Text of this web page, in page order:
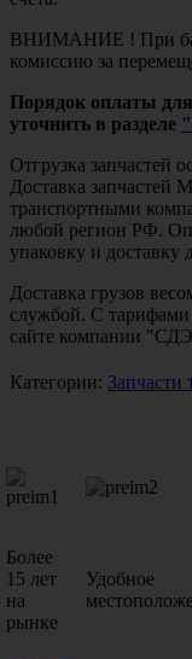
ВНИМАНИЕ ! При
комиссию за
Порядок оплаты
уточнить в разделе
Отгрузка запчастей
Доставка запчастей
транспортными
любой регион РФ.
упаковку и доставку
Доставка грузов
службой. С
сайте компании
Категории: Запчасти
Более
15 лет
на
рынке
Удобное